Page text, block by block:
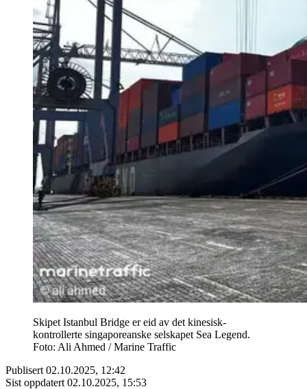
Skipet Istanbul Bridge er eid av det kinesisk-
kontrollerte singaporeanske selskapet Sea Legend.
Foto: Ali Ahmed / Marine Traffic
Publisert 02.10.2025, 12:42
Sist oppdatert 02.10.2025, 15:53